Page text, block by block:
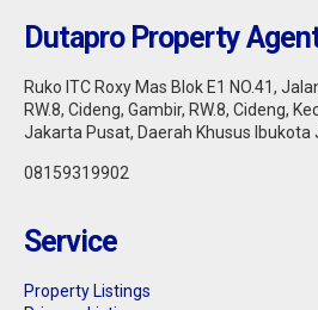
Dutapro Property
Ruko ITC Roxy Mas Blok E1 NO.41,
RW.8, Cideng, Gambir, RW.8, Cideng,
Jakarta Pusat, Daerah Khusus Ibukota
08159319902
Service
Property Listings